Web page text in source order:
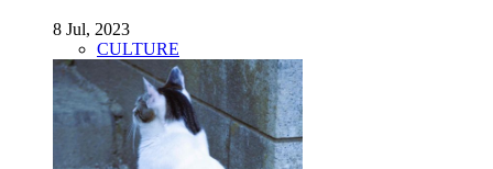
8 Jul, 2023
CULTURE